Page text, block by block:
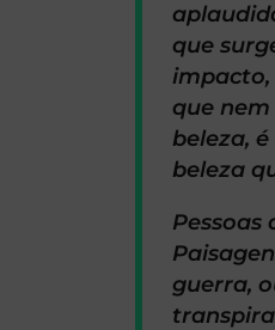
que
impacto,
que
beleza,
beleza
Pessoas
guerra,